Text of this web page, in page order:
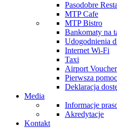
Pasodobre
MTP Cafe
MTP Bistro
Bankomaty na
Udogodnienia
Internet Wi-Fi
Taxi
Airport Voucher
Pierwsza pomoc
Deklaracja
Media
Informacje
Akredytacje
Kontakt